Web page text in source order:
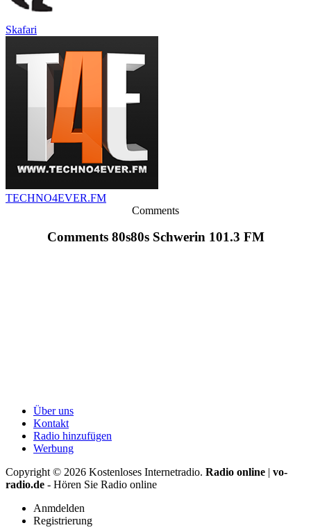
Skafari
TECHNO4EVER.FM
Comments
Comments 80s80s Schwerin 101.3 FM
Über uns
Kontakt
Radio hinzufügen
Werbung
Copyright © 2026 Kostenloses Internetradio. Radio online | vo-
radio.de - Hören Sie Radio online
Anmdelden
Registrierung